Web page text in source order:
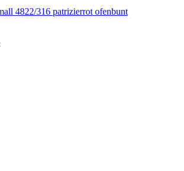
4822/316 patrizierrot ofenbunt